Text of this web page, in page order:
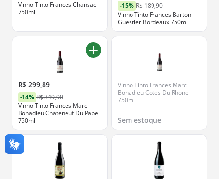
Vinho Tinto Frances Chansac
750ml
-15% R$ 189,90
Vinho Tinto Frances Barton
Guestier Bordeaux 750ml
R$ 299,89
-14% R$ 349,90
Vinho Tinto Frances Marc
Bonadieu Chateneuf Du Pape
750ml
Vinho Tinto Frances Marc
Bonadieu Cotes Du Rhone
750ml
Sem estoque